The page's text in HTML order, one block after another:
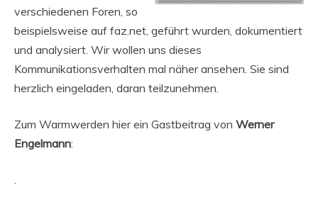
verschiedenen Foren, so
beispielsweise auf faz.net, geführt wurden, dokumentiert
und analysiert. Wir wollen uns dieses
Kommunikationsverhalten mal näher ansehen. Sie sind
herzlich eingeladen, daran teilzunehmen.
Zum Warmwerden hier ein Gastbeitrag von Werner
Engelmann:
.